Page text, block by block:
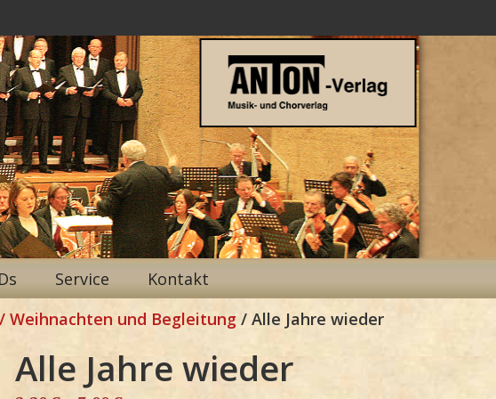
Service Kontakt
Weihnachten und Begleitung / Alle Jahre wieder
Alle Jahre wieder